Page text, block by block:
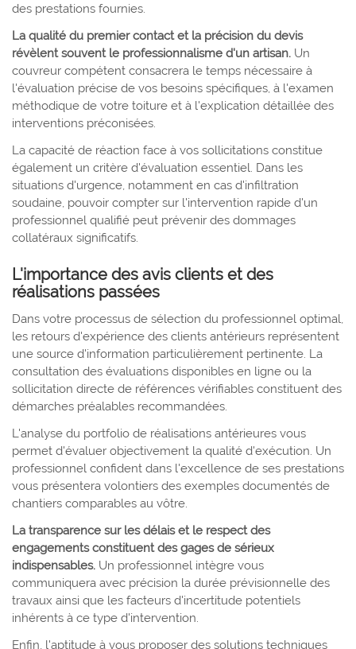
des prestations fournies.
La qualité du premier contact et la précision du devis
révèlent souvent le professionnalisme d'un artisan. Un
couvreur compétent consacrera le temps nécessaire à
l'évaluation précise de vos besoins spécifiques, à l'examen
méthodique de votre toiture et à l'explication détaillée des
interventions préconisées.
La capacité de réaction face à vos sollicitations constitue
également un critère d'évaluation essentiel. Dans les
situations d'urgence, notamment en cas d'infiltration
soudaine, pouvoir compter sur l'intervention rapide d'un
professionnel qualifié peut prévenir des dommages
collatéraux significatifs.
L'importance des avis clients et des
réalisations passées
Dans votre processus de sélection du professionnel optimal,
les retours d'expérience des clients antérieurs représentent
une source d'information particulièrement pertinente. La
consultation des évaluations disponibles en ligne ou la
sollicitation directe de références vérifiables constituent des
démarches préalables recommandées.
L'analyse du portfolio de réalisations antérieures vous
permet d'évaluer objectivement la qualité d'exécution. Un
professionnel confident dans l'excellence de ses prestations
vous présentera volontiers des exemples documentés de
chantiers comparables au vôtre.
La transparence sur les délais et le respect des
engagements constituent des gages de sérieux
indispensables. Un professionnel intègre vous
communiquera avec précision la durée prévisionnelle des
travaux ainsi que les facteurs d'incertitude potentiels
inhérents à ce type d'intervention.
Enfin, l'aptitude à vous proposer des solutions techniques